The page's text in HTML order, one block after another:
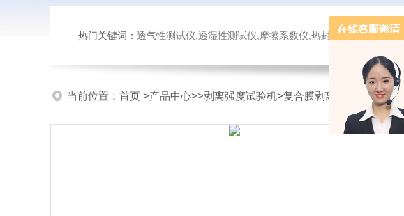
热门关键词： 透气性测试仪,透湿性测试仪,摩擦系数仪,热封试验仪,密封试验仪,等压法透
当前位置： 首页 >产品中心>>剥离强度试验机>复合膜剥离强度试验机 胶